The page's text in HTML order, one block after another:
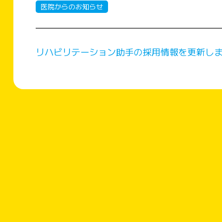
医院からのお知らせ
リハビリテーション助手の採用情報を更新し